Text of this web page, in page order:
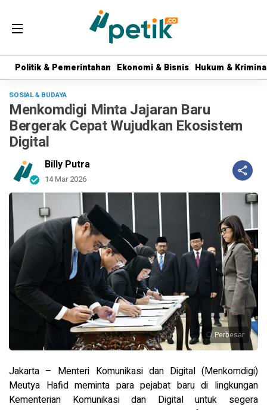
Politik & Pemerintahan Ekonomi & Bisnis Hukum &
Politik & Pemerintahan Ekonomi & Bisnis Hukum &
SOSIAL & BUDAYA
Menkomdigi Minta Jajaran Baru
Bergerak Cepat Wujudkan Ekosistem
Digital
Billy Putra
14 Mar 2026
Perbesar
Jakarta – Menteri Komunikasi dan Digital (Menkomdigi)
Meutya Hafid meminta para pejabat baru di lingkungan
Kementerian Komunikasi dan Digital untuk segera